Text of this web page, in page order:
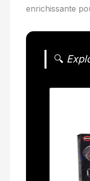
enrichissante
🔍